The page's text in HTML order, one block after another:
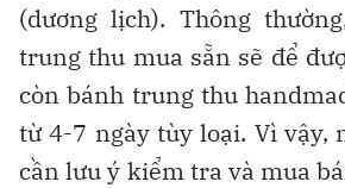
(dương lịch). Thông
trung thu mua sẵn sẽ để
còn bánh trung thu
từ 4-7 ngày tùy loại. Vì vậy,
cần lưu ý kiểm tra và mua